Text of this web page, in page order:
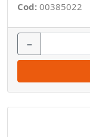
Cod: 00385022
−